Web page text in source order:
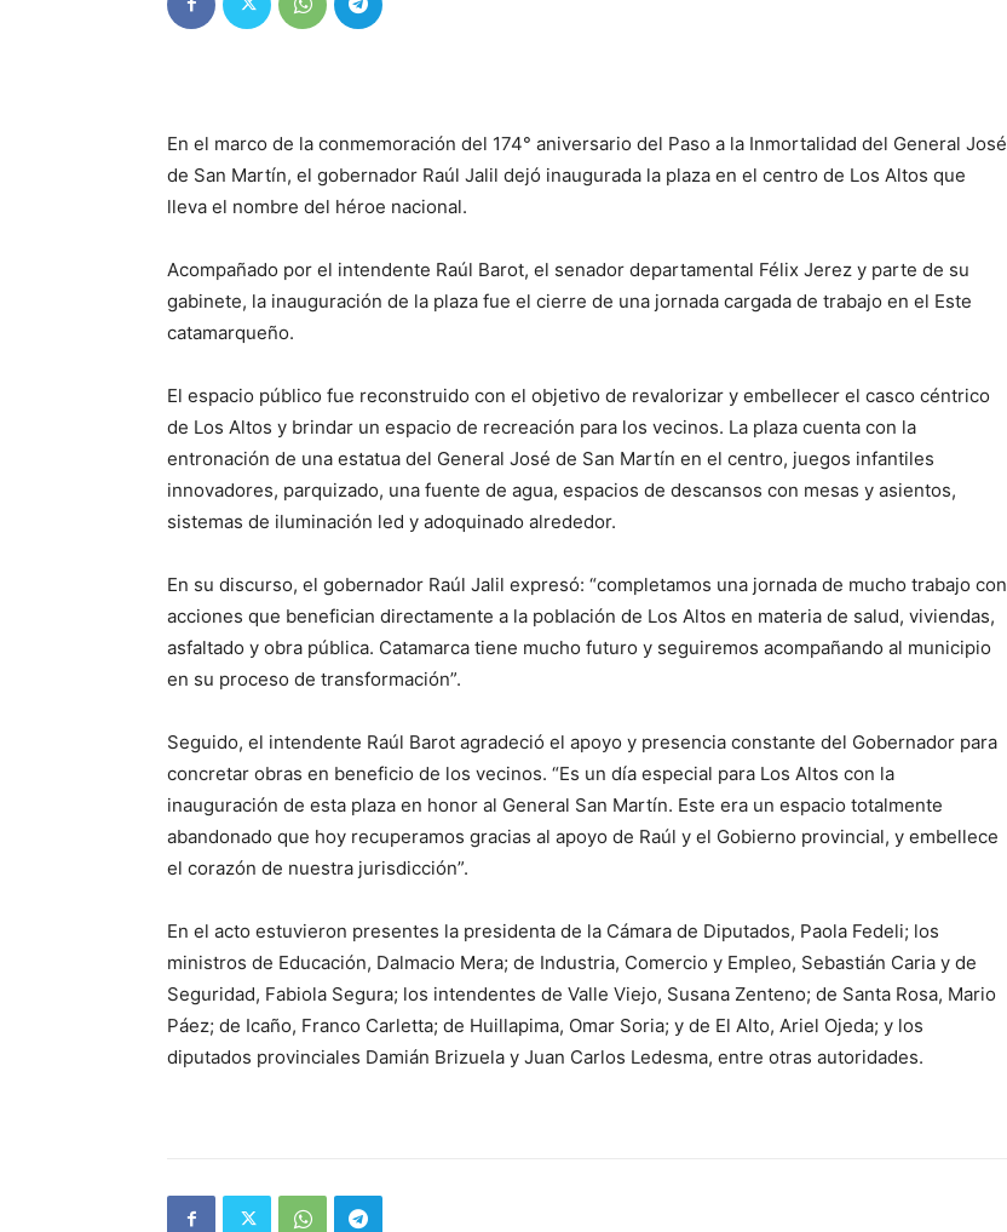
En el marco de la conmemoración del 174° aniversario del Paso a la Inmortalidad del General José
de San Martín, el gobernador Raúl Jalil dejó inaugurada la plaza en el centro de Los Altos que
lleva el nombre del héroe nacional.
Acompañado por el intendente Raúl Barot, el senador departamental Félix Jerez y parte de su
gabinete, la inauguración de la plaza fue el cierre de una jornada cargada de trabajo en el Este
catamarqueño.
El espacio público fue reconstruido con el objetivo de revalorizar y embellecer el casco céntrico
de Los Altos y brindar un espacio de recreación para los vecinos. La plaza cuenta con la
entronación de una estatua del General José de San Martín en el centro, juegos infantiles
innovadores, parquizado, una fuente de agua, espacios de descansos con mesas y asientos,
sistemas de iluminación led y adoquinado alrededor.
En su discurso, el gobernador Raúl Jalil expresó: “completamos una jornada de mucho trabajo con
acciones que benefician directamente a la población de Los Altos en materia de salud, viviendas,
asfaltado y obra pública. Catamarca tiene mucho futuro y seguiremos acompañando al municipio
en su proceso de transformación”.
Seguido, el intendente Raúl Barot agradeció el apoyo y presencia constante del Gobernador para
concretar obras en beneficio de los vecinos. “Es un día especial para Los Altos con la
inauguración de esta plaza en honor al General San Martín. Este era un espacio totalmente
abandonado que hoy recuperamos gracias al apoyo de Raúl y el Gobierno provincial, y embellece
el corazón de nuestra jurisdicción”.
En el acto estuvieron presentes la presidenta de la Cámara de Diputados, Paola Fedeli; los
ministros de Educación, Dalmacio Mera; de Industria, Comercio y Empleo, Sebastián Caria y de
Seguridad, Fabiola Segura; los intendentes de Valle Viejo, Susana Zenteno; de Santa Rosa, Mario
Páez; de Icaño, Franco Carletta; de Huillapima, Omar Soria; y de El Alto, Ariel Ojeda; y los
diputados provinciales Damián Brizuela y Juan Carlos Ledesma, entre otras autoridades.